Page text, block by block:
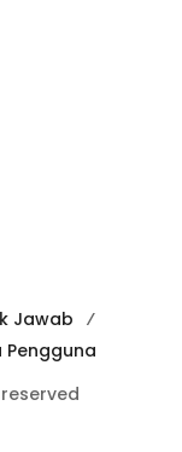
Jawab
Pengguna